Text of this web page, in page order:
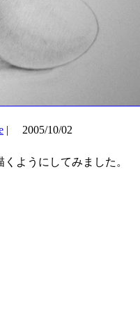
|
2005/10/02
ようにしてみました。